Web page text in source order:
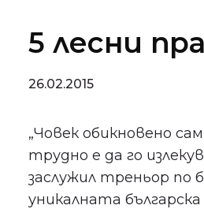
5 лесни
26.02.2015
„Човек обикновено
трудно е да го
заслужил треньор по
уникалната